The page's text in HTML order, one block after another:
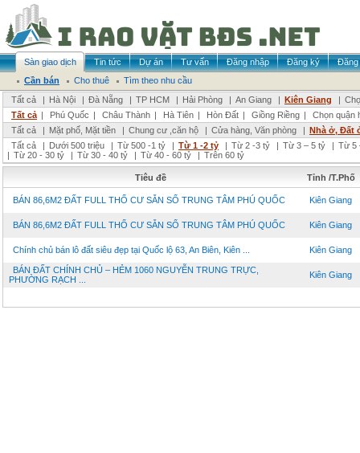
Sàn giao dịch Tin tức Dự án Tư vấn Đăng nhập Đăng ký
Đăng
Cần bán
Cho thuê
Tìm theo nhu cầu
Tất cả
| Hà Nội | Đà Nẵng | TP HCM | Hải Phòng | An Giang | Kiên Giang |
Tất cả | Phú Quốc | Châu Thành | Hà Tiên | Hòn Đất | Giồng Riềng |
Chọn quận
Tất cả
| Mặt phố, Mặt tiền | Chung cư ,căn hộ | Cửa hàng, Văn phòng | Nhà ở, Đất
Tất cả
| Dưới 500 triệu | Từ 500 -1 tỷ | Từ 1 -2 tỷ | Từ 2 -3 tỷ | Từ 3 – 5 tỷ | Từ 5
| Từ 20 - 30 tỷ | Từ 30 - 40 tỷ | Từ 40 - 60 tỷ | Trên 60 tỷ
Tiêu đề Tỉnh /T.Phố
BÁN 86,6M2 ĐẤT FULL THỔ CƯ SẴN SỔ TRUNG TÂM PHÚ QUỐC Kiên Giang
BÁN 86,6M2 ĐẤT FULL THỔ CƯ SẴN SỔ TRUNG TÂM PHÚ QUỐC Kiên Giang
Chính chủ bán lô đất siêu đẹp tại Quốc lộ 63, An Biên, Kiên ... Kiên Giang
BÁN ĐẤT CHÍNH CHỦ – HẺM 1060 NGUYỄN TRUNG TRỰC,
PHƯỜNG RẠCH ...
Kiên Giang